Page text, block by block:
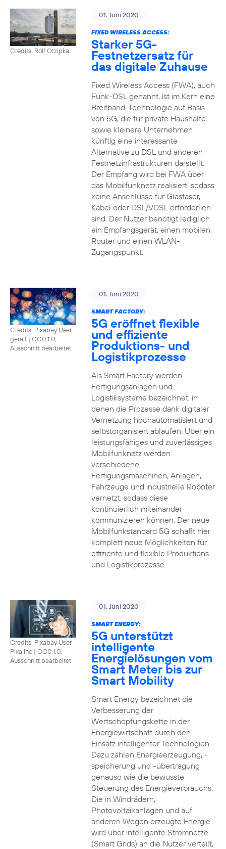
Credits: Rolf Otzipka
01. Juni 2020
FIXED WIRELESS ACCESS:
Starker 5G-
Festnetzersatz für
das digitale Zuhause
Fixed Wireless Access (FWA), auch
Funk-DSL genannt, ist im Kern eine
Breitband-Technologie auf Basis
von 5G, die für private Haushalte
sowie kleinere Unternehmen
künftig eine interessante
Alternative zu DSL und anderen
Festnetzinfrastrukturen darstellt.
Der Empfang wird bei FWA über
das Mobilfunknetz realisiert, sodass
keine Anschlüsse für Glasfaser,
Kabel oder DSL/VDSL erforderlich
sind. Der Nutzer benötigt lediglich
ein Empfangsgerät, einen mobilen
Router und einen WLAN-
Zugangspunkt.
Credits: Pixabay User
geralt | CC0 1.0,
Ausschnitt bearbeitet
01. Juni 2020
SMART FACTORY:
5G eröffnet flexible
und effiziente
Produktions- und
Logistikprozesse
Als Smart Factory werden
Fertigungsanlagen und
Logistiksysteme bezeichnet, in
denen die Prozesse dank digitaler
Vernetzung hochautomatisiert und
selbstorganisiert ablaufen. Über ein
leistungsfähiges und zuverlässiges
Mobilfunknetz werden
verschiedene
Fertigungsmaschinen, Anlagen,
Fahrzeuge und industrielle Roboter
vernetzt, sodass diese
kontinuierlich miteinander
kommunizieren können. Der neue
Mobilfunkstandard 5G schafft hier
komplett neue Möglichkeiten für
effiziente und flexible Produktions-
und Logistikprozesse.
Credits: Pixabay User
Pixaline | CC0 1.0,
Ausschnitt bearbeitet
01. Juni 2020
SMART ENERGY:
5G unterstützt
intelligente
Energielösungen vom
Smart Meter bis zur
Smart Mobility
Smart Energy bezeichnet die
Verbesserung der
Wertschöpfungskette in der
Energiewirtschaft durch den
Einsatz intelligenter Technologien.
Dazu zählen Energieerzeugung, -
speicherung und -übertragung
genauso wie die bewusste
Steuerung des Energieverbrauchs.
Die in Windrädern,
Photovoltaikanlagen und auf
anderen Wegen erzeugte Energie
wird über intelligente Stromnetze
(Smart Grids) an die Nutzer verteilt,